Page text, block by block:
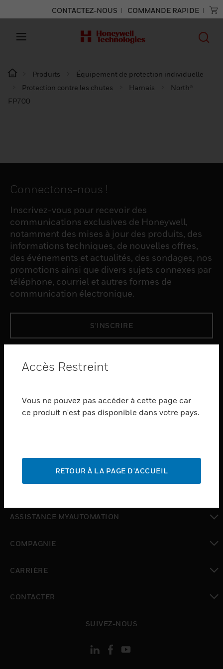
CONTACTEZ-NOUS COMMANDE RAPIDE
Produits
Équipement de protection individuelle
Protection contre les chutes
Harnais
North®
FP700
Connectons-nous !
Inscrivez-vous pour recevoir des
communications exclusives de Honeywell,
notamment des mises à jour des produits, des
informations techniques, de nouvelles offres,
des événements et actualités, des sondages, nos
promotions ainsi que divers sujets connexes par
téléphone, courriel et autres formes de
communication électronique.
S'INSCRIRE
toggle view
SERVICES
toggle view
toggle view
toggle view
ASSISTANCE MYAUTOMATION
COMPAGNIE
CARRIÈRE
CONTACTER
SUIVEZ-NOUS
Accès Restreint
Vous ne pouvez pas accéder à cette page car
ce produit n'est pas disponible dans votre pays.
RETOUR À LA PAGE D'ACCUEIL